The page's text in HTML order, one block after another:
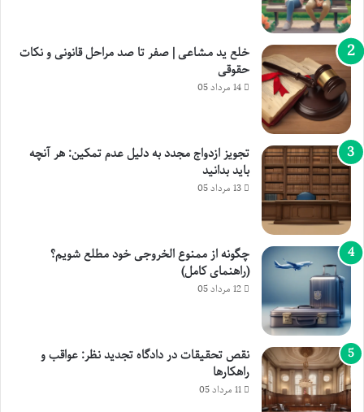
خلع ید مشاعی | صفر تا صد مراحل قانونی و نکات
حقوقی
14 مرداد 05
تجویز ازدواج مجدد به دلیل عدم تمکین: هر آنچه
باید بدانید
13 مرداد 05
چگونه از ممنوع الخروجی خود مطلع شویم؟
(راهنمای کامل)
12 مرداد 05
نقص تحقیقات در دادگاه تجدید نظر: عواقب و
راهکارها
11 مرداد 05